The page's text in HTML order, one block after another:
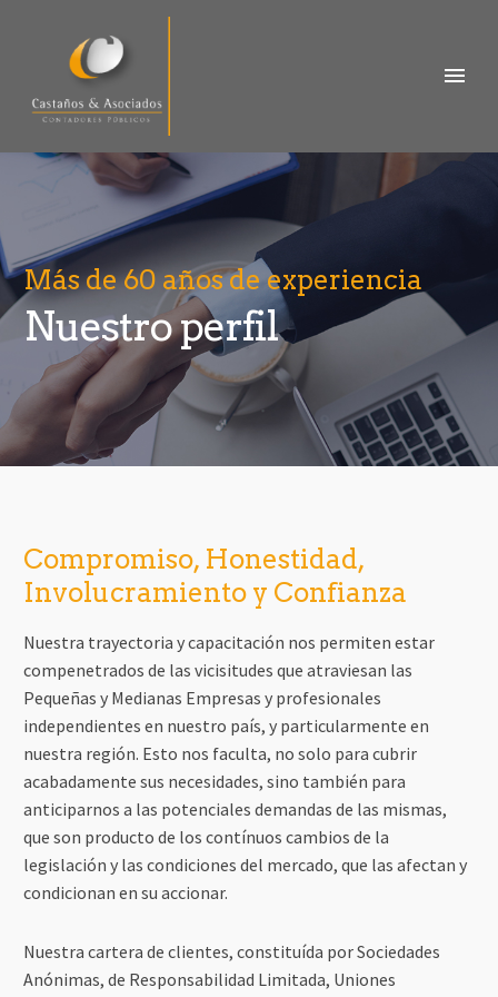
Más de 60 años de experiencia
Nuestro perfil
Compromiso, Honestidad,
Involucramiento y Confianza
Nuestra trayectoria y capacitación nos permiten estar
compenetrados de las vicisitudes que atraviesan las
Pequeñas y Medianas Empresas y profesionales
independientes en nuestro país, y particularmente en
nuestra región. Esto nos faculta, no solo para cubrir
acabadamente sus necesidades, sino también para
anticiparnos a las potenciales demandas de las mismas,
que son producto de los contínuos cambios de la
legislación y las condiciones del mercado, que las afectan y
condicionan en su accionar.
Nuestra cartera de clientes, constituída por Sociedades
Anónimas, de Responsabilidad Limitada, Uniones